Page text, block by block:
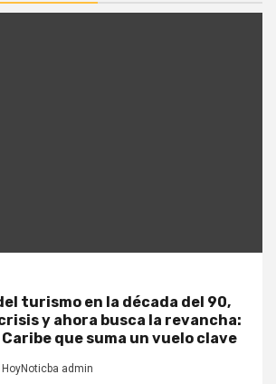
turismo en la década del 90,
y ahora busca la revancha:
que suma un vuelo clave
HoyNoticba admin